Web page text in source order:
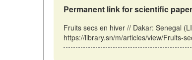
Permanent link for scientific
Fruits secs en hiver // Dakar: Senegal
https://library.sn/m/articles/view/Fruits-